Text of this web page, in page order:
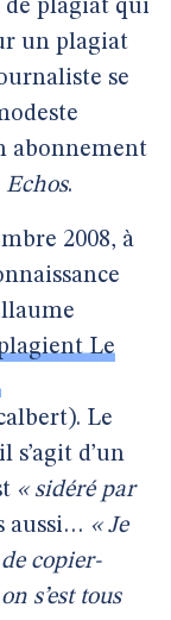
plagiat qui
un plagiat
se
abonnement
Echos.
2008, à
Le
Le
s’agit d’un
« sidéré par
aussi… « Je
copier-
s’est tous